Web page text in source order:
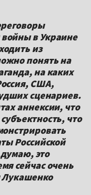
в Украине
из
понять на
на каких
США,
сценариев.
аннексии, что
что
Российской
это
сейчас очень
Лукашенко